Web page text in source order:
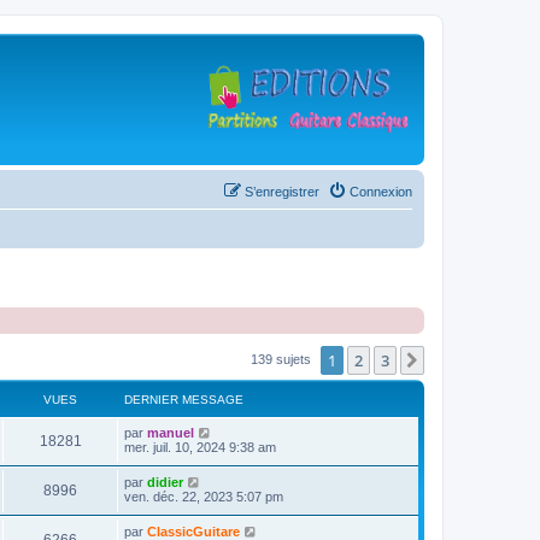
Connexion
S’enregistrer
139 sujets 1 2 3
VUES DERNIER MESSAGE
18281
u
D
e
i
e
r
m
par manuel
mer. juil. 10, 2024 9:38 am
8996
u
D
e
par didier
ven. déc. 22, 2023 5:07 pm
D
par ClassicGuitare